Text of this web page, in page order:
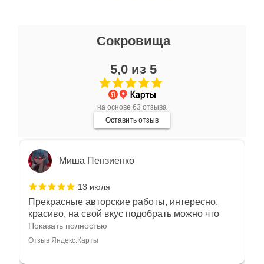
Сокровища
5,0 из 5
на основе 63 отзыва
Оставить отзыв
Очень большой выбор украшений! Каждое -
индивидуально и завораживает своей
красотой! Трудно не купить всё! Спасибо!
Отзыв Яндекс.Карты
Миша Пензиенко
13 июля
Прекрасные авторские работы, интересно,
красиво, на свой вкус подобрать можно что
угодно
Показать полностью
Отзыв Яндекс.Карты